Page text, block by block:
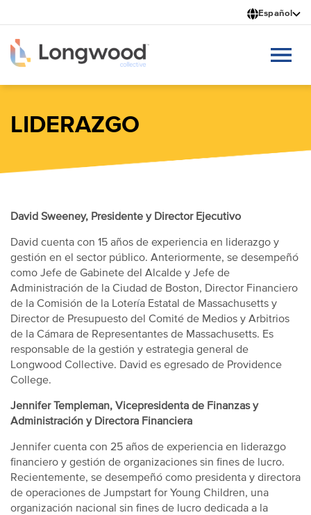
al
contenido
principal
Español
LIDERAZGO
David Sweeney, Presidente y Director Ejecutivo
David cuenta con 15 años de experiencia en liderazgo y
gestión en el sector público. Anteriormente, se desempeñó
como Jefe de Gabinete del Alcalde y Jefe de
Administración de la Ciudad de Boston, Director Financiero
de la Comisión de la Lotería Estatal de Massachusetts y
Director de Presupuesto del Comité de Medios y Arbitrios
de la Cámara de Representantes de Massachusetts. Es
responsable de la gestión y estrategia general de
Longwood Collective. David es egresado de Providence
College.
Jennifer Templeman, Vicepresidenta de Finanzas y
Administración y Directora Financiera
Jennifer cuenta con 25 años de experiencia en liderazgo
financiero y gestión de organizaciones sin fines de lucro.
Recientemente, se desempeñó como presidenta y directora
de operaciones de Jumpstart for Young Children, una
organización nacional sin fines de lucro dedicada a la